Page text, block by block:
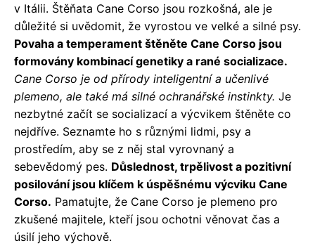
v Itálii. Štěňata Cane Corso jsou rozkošná, ale je
důležité si uvědomit, že vyrostou ve velké a silné psy.
Povaha a temperament štěněte Cane Corso jsou
formovány kombinací genetiky a rané socializace.
Cane Corso je od přírody inteligentní a učenlivé
plemeno, ale také má silné ochranářské instinkty. Je
nezbytné začít se socializací a výcvikem štěněte co
nejdříve. Seznamte ho s různými lidmi, psy a
prostředím, aby se z něj stal vyrovnaný a
sebevědomý pes. Důslednost, trpělivost a pozitivní
posilování jsou klíčem k úspěšnému výcviku Cane
Corso. Pamatujte, že Cane Corso je plemeno pro
zkušené majitele, kteří jsou ochotni věnovat čas a
úsilí jeho výchově.